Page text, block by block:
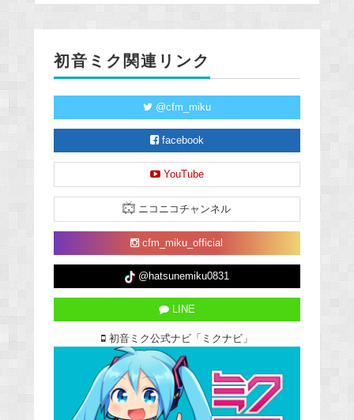
初音ミク関連リンク
@cfm_miku
facebook
YouTube
ニコニコチャンネル
cfm_miku_official
@hatsunemiku0831
LINE
初音ミク公式ナビ「ミクナビ」